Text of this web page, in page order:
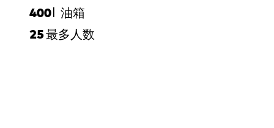
400l 油箱
25最多人数